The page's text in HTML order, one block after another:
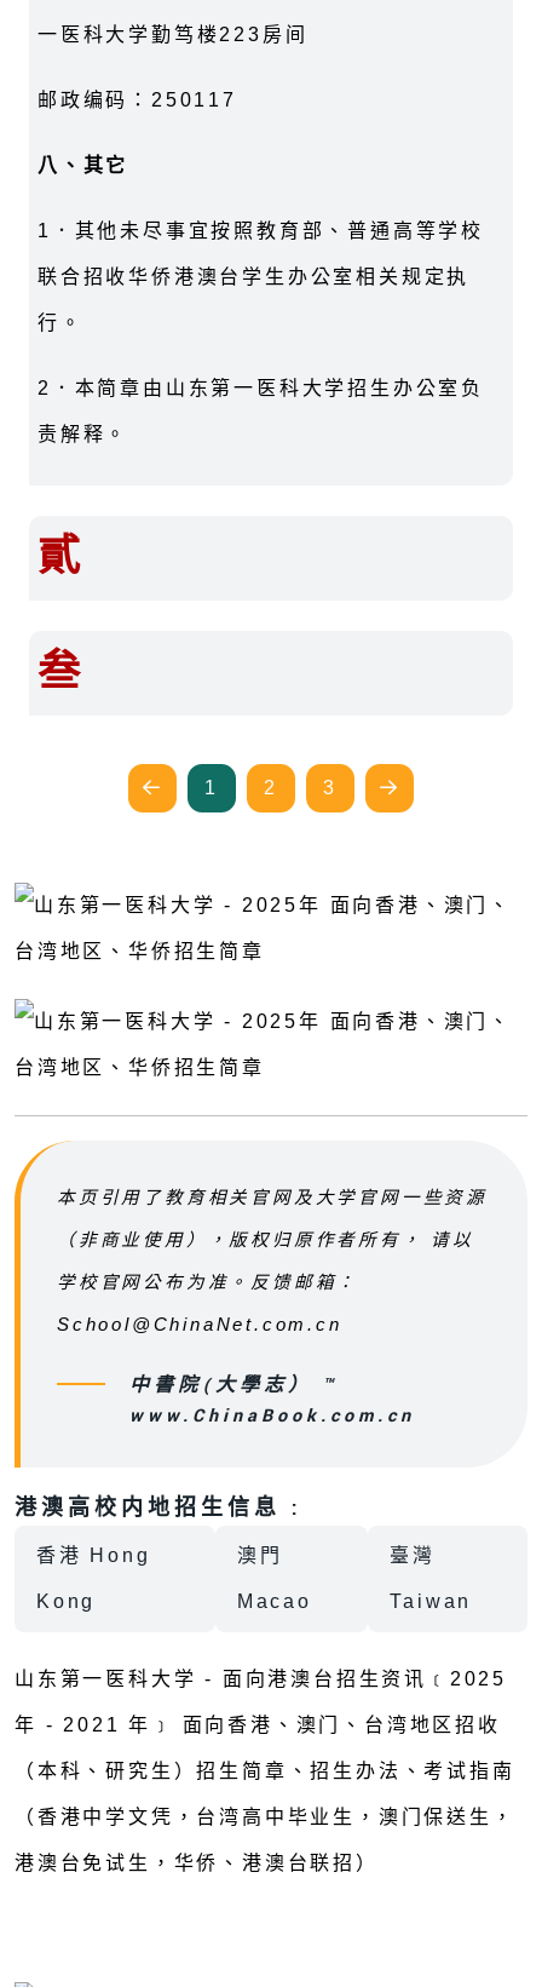
一医科大学勤笃楼223房间
邮政编码：250117
八、其它
1．其他未尽事宜按照教育部、普通高等学校
联合招收华侨港澳台学生办公室相关规定执
行。
2．本简章由山东第一医科大学招生办公室负
责解释。
貳
叁
1 2 3
本页引用了教育相关官网及大学官网一些资源
（非商业使用），版权归原作者所有， 请以
学校官网公布为准。反馈邮箱：
School@ChinaNet.com.cn
中書院(大學志） ™
www.ChinaBook.com.cn
港澳高校内地招生信息 :
香港 Hong
Kong
澳門
Macao
臺灣
Taiwan
山东第一医科大学 - 面向港澳台招生资讯﹝2025
年 - 2021 年﹞ 面向香港、澳门、台湾地区招收
（本科、研究生）招生简章、招生办法、考试指南
（香港中学文凭，台湾高中毕业生，澳门保送生，
港澳台免试生，华侨、港澳台联招）